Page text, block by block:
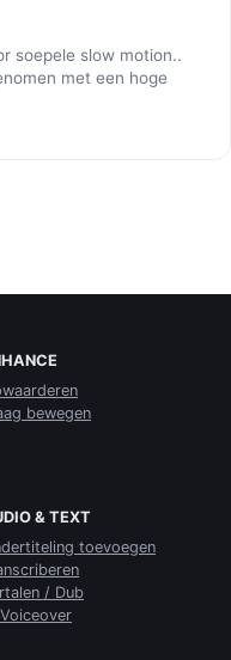
soepele slow motion..
met een hoge
bewegen
& TEXT
toevoegen
/ Dub